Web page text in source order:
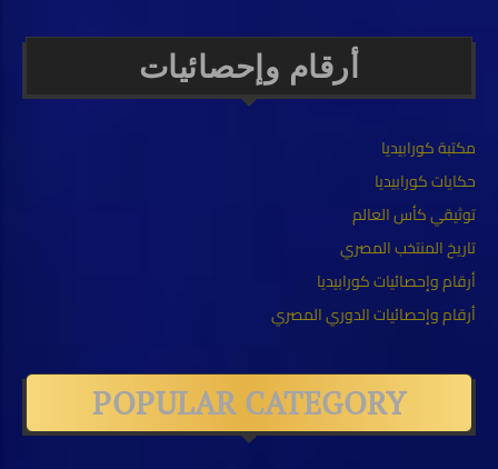
أرقام وإحصائيات
مكتبة كورابيديا
حكايات كورابيديا
توثيقي كأس العالم
تاريخ المنتخب المصري
أرقام وإحصائيات كورابيديا
أرقام وإحصائيات الدوري المصري
POPULAR CATEGORY